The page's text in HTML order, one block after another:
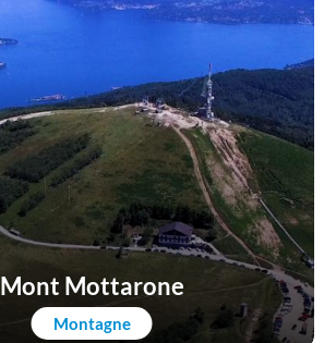
Montagne
Mont Mottarone